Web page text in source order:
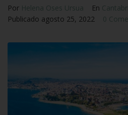
Por Helena Oses Ursua En
Publicado agosto 25, 2022 0